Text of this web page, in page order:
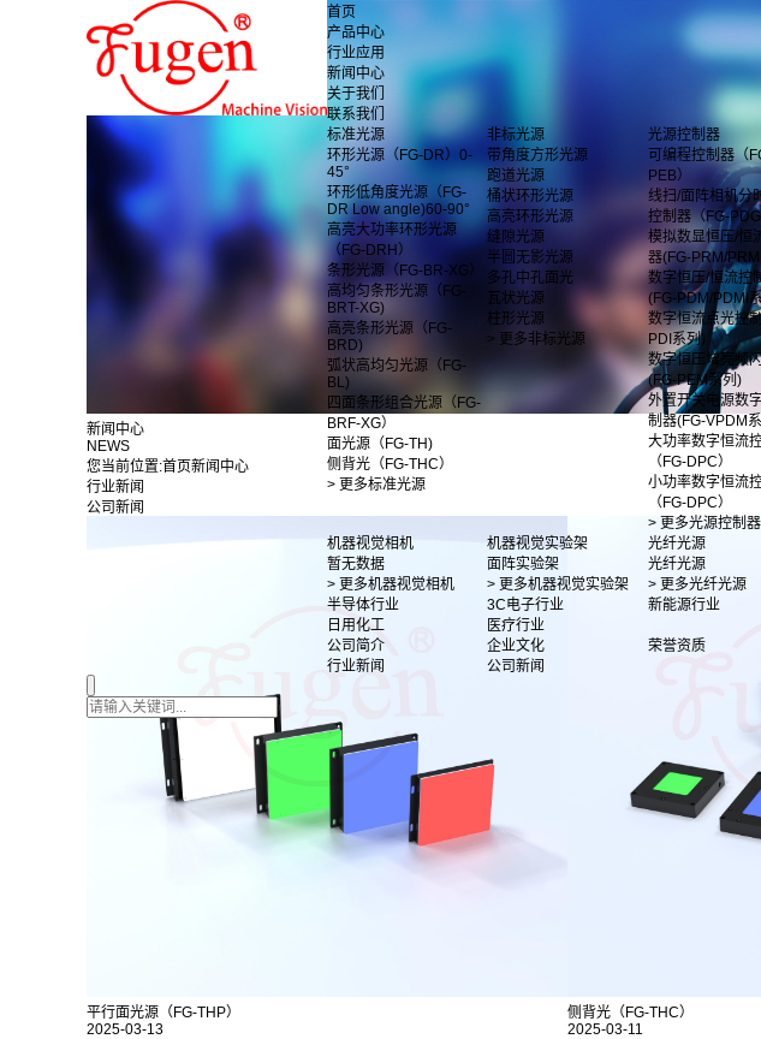
首页
产品中心
行业应用
新闻中心
关于我们
联系我们
标准光源
环形光源（FG-DR）0-
45°
环形低角度光源（FG-
DR Low angle)60-90°
高亮大功率环形光源
（FG-DRH）
条形光源（FG-BR-XG）
高均匀条形光源（FG-
BRT-XG)
高亮条形光源（FG-
BRD)
弧状高均匀光源（FG-
BL)
四面条形组合光源（FG-
BRF-XG）
面光源（FG-TH)
侧背光（FG-THC）
> 更多标准光源
非标光源
带角度方形光源
跑道光源
桶状环形光源
高亮环形光源
缝隙光源
半圆无影光源
多孔中孔面光
瓦状光源
柱形光源
> 更多非标光源
光源控制器
可编程控制器（
PEB）
线扫/面阵相机分
控制器（FG-
模拟数显恒压/恒
器(FG-PRM/
数字恒压/恒流控
(FG-PDM/PDMI
数字恒流点光控
PDI系列)
数字恒压增亮频
(FG-PEM系列)
外置开关电源数
制器(FG-VPDM
大功率数字恒流
（FG-DPC）
小功率数字恒流
（FG-DPC）
> 更多光源控制器
机器视觉相机
暂无数据
> 更多机器视觉相机
机器视觉实验架
面阵实验架
> 更多机器视觉实验架
光纤光源
光纤光源
> 更多光纤光源
半导体行业
3C电子行业 新能源行业
日用化工
医疗行业
公司简介
企业文化 荣誉资质
行业新闻
公司新闻
新闻中心
NEWS
您当前位置:首页新闻中心
行业新闻
公司新闻
平行面光源（FG-THP）
2025-03-13
侧背光（FG-THC）
2025-03-11